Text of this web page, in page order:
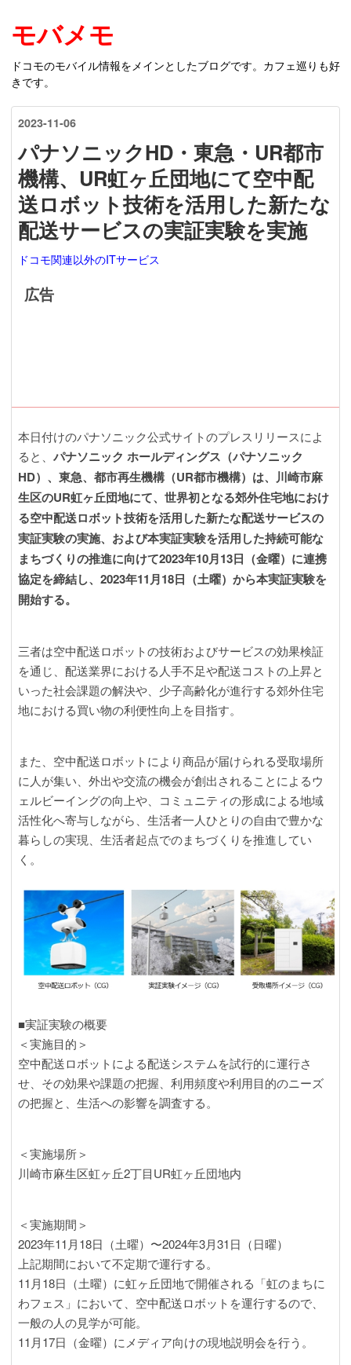
モバメモ
ドコモのモバイル情報をメインとしたブログです。カフェ巡りも好
きです。
2023-11-06
パナソニックHD・東急・UR都市
機構、UR虹ヶ丘団地にて空中配
送ロボット技術を活用した新たな
配送サービスの実証実験を実施
ドコモ関連以外のITサービス
広告
本日付けのパナソニック公式サイトのプレスリリースによ
ると、 パナソニック ホールディングス（パナソニック
HD）、東急、都市再生機構（UR都市機構）は、川崎市麻
生区のUR虹ヶ丘団地にて、世界初となる郊外住宅地におけ
る空中配送ロボット技術を活用した新たな配送サービスの
実証実験の実施、および本実証実験を活用した持続可能な
まちづくりの推進に向けて2023年10月13日（金曜）に連携
協定を締結し、2023年11月18日（土曜）から本実証実験を
開始する。
三者は空中配送ロボットの技術およびサービスの効果検証
を通じ、配送業界における人手不足や配送コストの上昇と
いった社会課題の解決や、少子高齢化が進行する郊外住宅
地における買い物の利便性向上を目指す。
また、空中配送ロボットにより商品が届けられる受取場所
に人が集い、外出や交流の機会が創出されることによるウ
ェルビーイングの向上や、コミュニティの形成による地域
活性化へ寄与しながら、生活者一人ひとりの自由で豊かな
暮らしの実現、生活者起点でのまちづくりを推進してい
く。
■実証実験の概要
＜実施目的＞
空中配送ロボットによる配送システムを試行的に運行さ
せ、その効果や課題の把握、利用頻度や利用目的のニーズ
の把握と、生活への影響を調査する。
＜実施場所＞
川崎市麻生区虹ヶ丘2丁目UR虹ヶ丘団地内
＜実施期間＞
2023年11月18日（土曜）〜2024年3月31日（日曜）
上記期間において不定期で運行する。
11月18日（土曜）に虹ヶ丘団地で開催される「虹のまちに
わフェス」において、空中配送ロボットを運行するので、
一般の人の見学が可能。
11月17日（金曜）にメディア向けの現地説明会を行う。